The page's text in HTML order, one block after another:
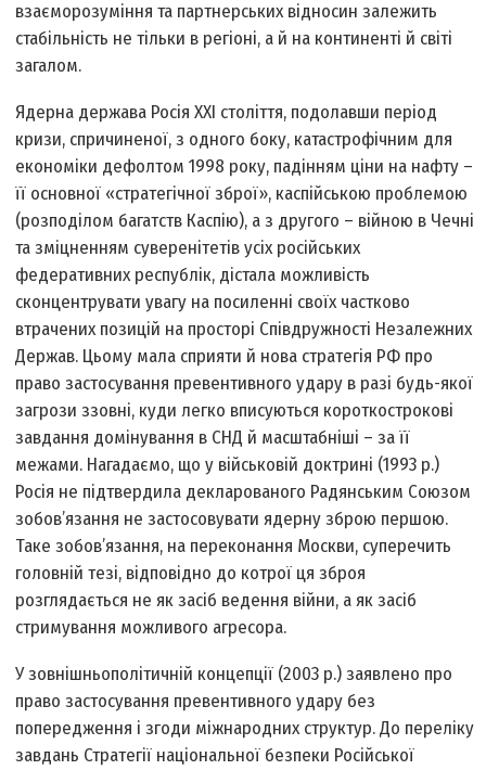
взаєморозуміння та партнерських відносин залежить
стабільність не тільки в регіоні, а й на континенті й світі
загалом.
Ядерна держава Росія ХХІ століття, подолавши період
кризи, спричиненої, з одного боку, катастрофічним для
економіки дефолтом 1998 року, падінням ціни на нафту –
її основної «стратегічної зброї», каспійською проблемою
(розподілом багатств Каспію), а з другого – війною в Чечні
та зміцненням суверенітетів усіх російських
федеративних республік, дістала можливість
сконцентрувати увагу на посиленні своїх частково
втрачених позицій на просторі Співдружності Незалежних
Держав. Цьому мала сприяти й нова стратегія РФ про
право застосування превентивного удару в разі будь-якої
загрози ззовні, куди легко вписуються короткострокові
завдання домінування в СНД й масштабніші – за її
межами. Нагадаємо, що у військовій доктрині (1993 р.)
Росія не підтвердила декларованого Радянським Союзом
зобов’язання не застосовувати ядерну зброю першою.
Таке зобов’язання, на переконання Москви, суперечить
головній тезі, відповідно до котрої ця зброя
розглядається не як засіб ведення війни, а як засіб
стримування можливого агресора.
У зовнішньополітичній концепції (2003 р.) заявлено про
право застосування превентивного удару без
попередження і згоди міжнародних структур. До переліку
завдань Стратегії національної безпеки Російської